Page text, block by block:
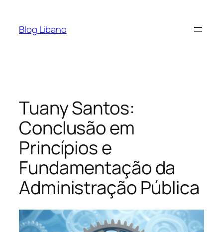
Blog Libano
Tuany Santos:
Conclusão em
Princípios e
Fundamentação da
Administração Pública